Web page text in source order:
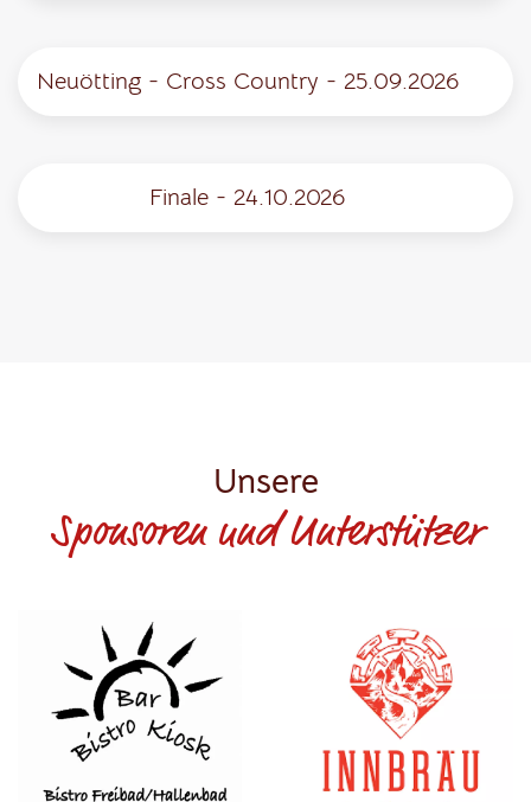
Neuötting - Cross Country - 25.09.2026
Finale - 24.10.2026
Unsere
Sponsoren und Unterstützer